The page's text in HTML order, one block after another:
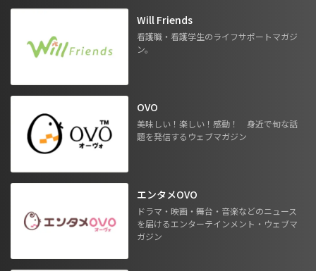
Will Friends
看護職・看護学生のライフサポートマガジ
ン。
OVO
美味しい！楽しい！感動！ 身近で旬な話
題を発信するウェブマガジン
エンタメOVO
ドラマ・映画・舞台・音楽などのニュース
を届けるエンターテインメント・ウェブマ
ガジン